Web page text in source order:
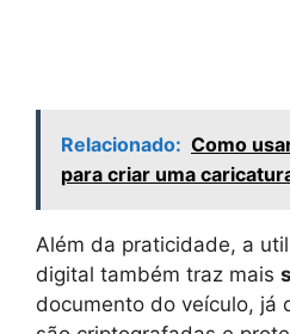
Relacionado: Como
para criar uma
Além da praticidade, a
digital também traz mais
documento do veículo, já